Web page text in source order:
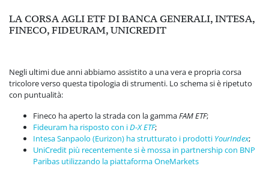
LA CORSA AGLI ETF DI BANCA GENERALI, INTESA,
FINECO, FIDEURAM, UNICREDIT
Negli ultimi due anni abbiamo assistito a una vera e propria corsa
tricolore verso questa tipologia di strumenti. Lo schema si è ripetuto
con puntualità:
Fineco ha aperto la strada con la gammaFAM ETF;
Fideuram ha risposto con iD-X ETF;
Intesa Sanpaolo (Eurizon) ha strutturato i prodotti YourIndex;
UniCredit più recentemente si è mossa in partnership con BNP
Paribas utilizzando la piattaforma OneMarkets